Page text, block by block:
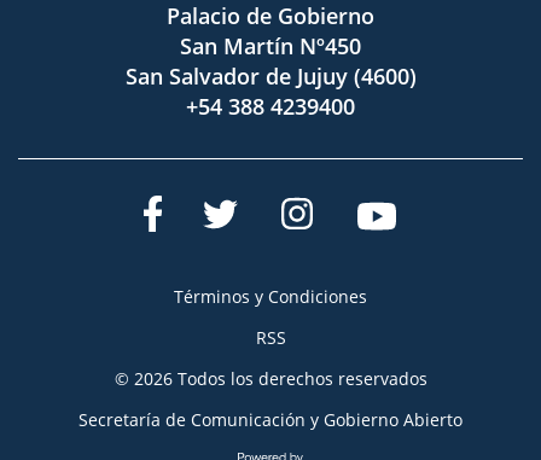
Palacio de Gobierno
San Martín Nº450
San Salvador de Jujuy (4600)
+54 388 4239400
Términos y Condiciones
RSS
© 2026 Todos los derechos reservados
Secretaría de Comunicación y Gobierno Abierto